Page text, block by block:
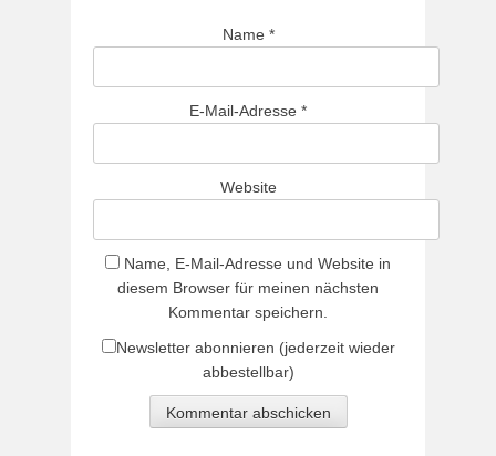
Name *
E-Mail-Adresse *
Website
Name, E-Mail-Adresse und Website in
diesem Browser für meinen nächsten
Kommentar speichern.
Newsletter abonnieren (jederzeit wieder
abbestellbar)